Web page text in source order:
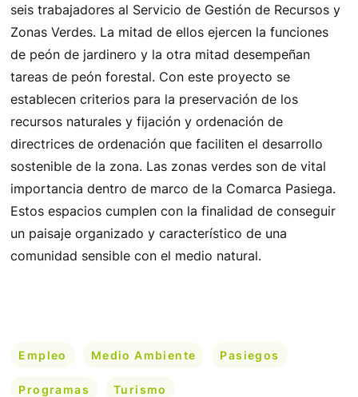
seis trabajadores al Servicio de Gestión de Recursos y
Zonas Verdes. La mitad de ellos ejercen la funciones
de peón de jardinero y la otra mitad desempeñan
tareas de peón forestal. Con este proyecto se
establecen criterios para la preservación de los
recursos naturales y fijación y ordenación de
directrices de ordenación que faciliten el desarrollo
sostenible de la zona. Las zonas verdes son de vital
importancia dentro de marco de la Comarca Pasiega.
Estos espacios cumplen con la finalidad de conseguir
un paisaje organizado y característico de una
comunidad sensible con el medio natural.
Empleo Medio Ambiente Pasiegos
Programas Turismo